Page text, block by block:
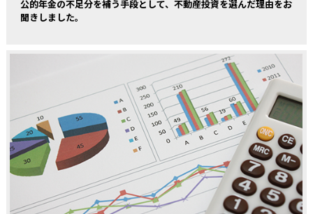
公的年金の不足分を補う手段として、不動産投資を選んだ理由をお
聞きしました。